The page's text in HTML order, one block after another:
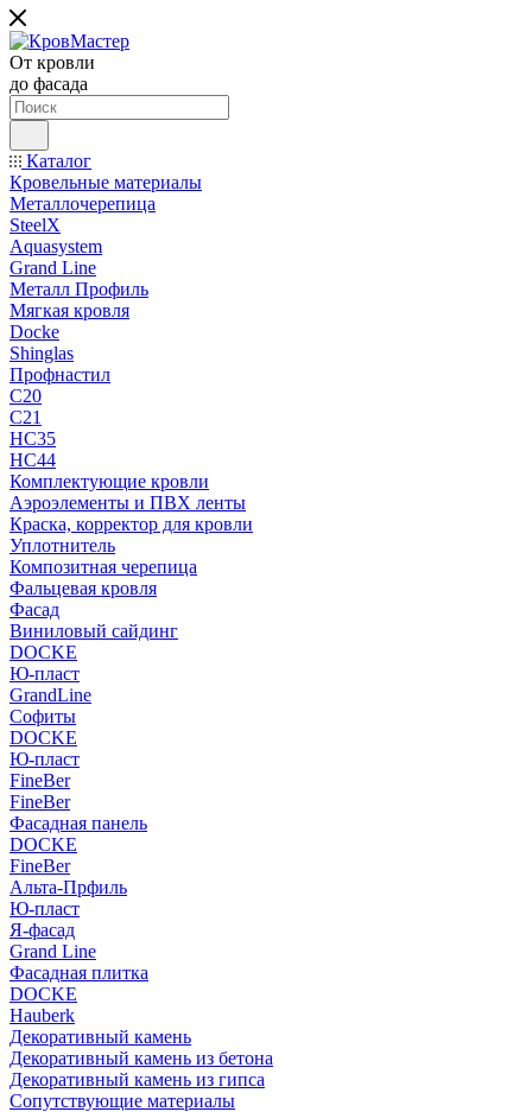
От кровли
до фасада
Каталог
Кровельные материалы
Металлочерепица
SteelX
Aquasystem
Grand Line
Металл Профиль
Мягкая кровля
Docke
Shinglas
Профнастил
C20
C21
НС35
НС44
Комплектующие кровли
Аэроэлементы и ПВХ ленты
Краска, корректор для кровли
Уплотнитель
Композитная черепица
Фальцевая кровля
Фасад
Виниловый сайдинг
DOCKE
Ю-пласт
GrandLine
Софиты
DOCKE
Ю-пласт
FineBer
FineBer
Фасадная панель
DOCKE
FineBer
Альта-Прфиль
Ю-пласт
Я-фасад
Grand Line
Фасадная плитка
DOCKE
Hauberk
Декоративный камень
Декоративный камень из бетона
Декоративный камень из гипса
Сопутствующие материалы